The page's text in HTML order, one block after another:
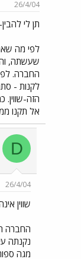
26/4/04
תן לי
לפי מה
שעשתה,
החברה.
לקנות -
הזה-
אל תקנו
D
26/4/04
שווין
החברה
נקנתה